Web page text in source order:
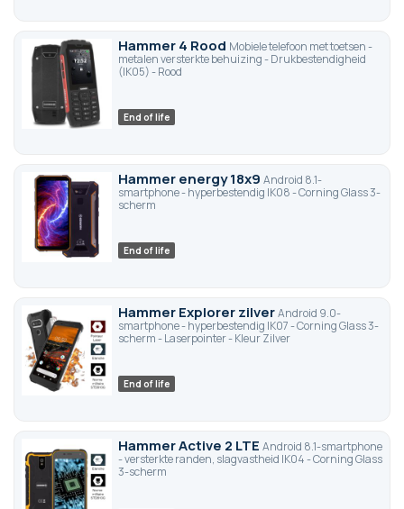
Hammer 4 Rood Mobiele telefoon met toetsen -
metalen versterkte behuizing - Drukbestendigheid
(IK05) - Rood
End of life
Hammer energy 18x9 Android 8.1-
smartphone - hyperbestendig IK08 - Corning Glass 3-
scherm
End of life
Hammer Explorer zilverAndroid 9.0-
smartphone - hyperbestendig IK07 - Corning Glass 3-
scherm - Laserpointer - Kleur Zilver
End of life
Hammer Active 2 LTE Android 8.1-smartphone
- versterkte randen, slagvastheid IK04 - Corning Glass
3-scherm